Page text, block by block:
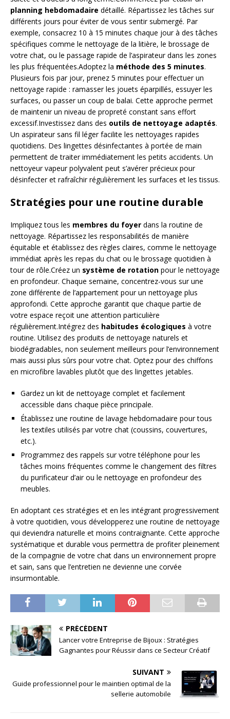
planning hebdomadaire détaillé. Répartissez les tâches sur
différents jours pour éviter de vous sentir submergé. Par
exemple, consacrez 10 à 15 minutes chaque jour à des tâches
spécifiques comme le nettoyage de la litière, le brossage de
votre chat, ou le passage rapide de l’aspirateur dans les zones
les plus fréquentées.Adoptez la méthode des 5 minutes.
Plusieurs fois par jour, prenez 5 minutes pour effectuer un
nettoyage rapide : ramasser les jouets éparpillés, essuyer les
surfaces, ou passer un coup de balai. Cette approche permet
de maintenir un niveau de propreté constant sans effort
excessif.Investissez dans des outils de nettoyage adaptés.
Un aspirateur sans fil léger facilite les nettoyages rapides
quotidiens. Des lingettes désinfectantes à portée de main
permettent de traiter immédiatement les petits accidents. Un
nettoyeur vapeur polyvalent peut s’avérer précieux pour
désinfecter et rafraîchir régulièrement les surfaces et les tissus.
Stratégies pour une routine durable
Impliquez tous les membres du foyer dans la routine de
nettoyage. Répartissez les responsabilités de manière
équitable et établissez des règles claires, comme le nettoyage
immédiat après les repas du chat ou le brossage quotidien à
tour de rôle.Créez un système de rotation pour le nettoyage
en profondeur. Chaque semaine, concentrez-vous sur une
zone différente de l’appartement pour un nettoyage plus
approfondi. Cette approche garantit que chaque partie de
votre espace reçoit une attention particulière
régulièrement.Intégrez des habitudes écologiques à votre
routine. Utilisez des produits de nettoyage naturels et
biodégradables, non seulement meilleurs pour l’environnement
mais aussi plus sûrs pour votre chat. Optez pour des chiffons
en microfibre lavables plutôt que des lingettes jetables.
Gardez un kit de nettoyage complet et facilement
accessible dans chaque pièce principale.
Établissez une routine de lavage hebdomadaire pour tous
les textiles utilisés par votre chat (coussins, couvertures,
etc.).
Programmez des rappels sur votre téléphone pour les
tâches moins fréquentes comme le changement des filtres
du purificateur d’air ou le nettoyage en profondeur des
meubles.
En adoptant ces stratégies et en les intégrant progressivement
à votre quotidien, vous développerez une routine de nettoyage
qui deviendra naturelle et moins contraignante. Cette approche
systématique et durable vous permettra de profiter pleinement
de la compagnie de votre chat dans un environnement propre
et sain, sans que l’entretien ne devienne une corvée
insurmontable.
PRÉCÉDENT
Lancer votre Entreprise de Bijoux : Stratégies
Gagnantes pour Réussir dans ce Secteur Créatif
SUIVANT
Guide professionnel pour le maintien optimal de la
sellerie automobile